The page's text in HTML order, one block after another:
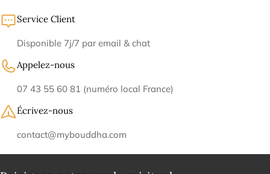
Service Client
Disponible 7j/7 par email & chat
Appelez-nous
07 43 55 60 81 (numéro local France)
Écrivez-nous
contact@mybouddha.com